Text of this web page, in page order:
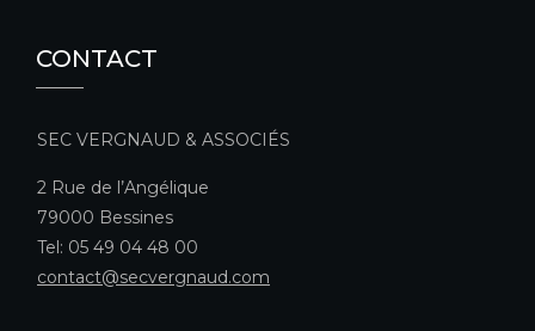
CONTACT
SEC VERGNAUD & ASSOCIÉS
2 Rue de l’Angélique
79000 Bessines
Tel: 05 49 04 48 00
contact@secvergnaud.com